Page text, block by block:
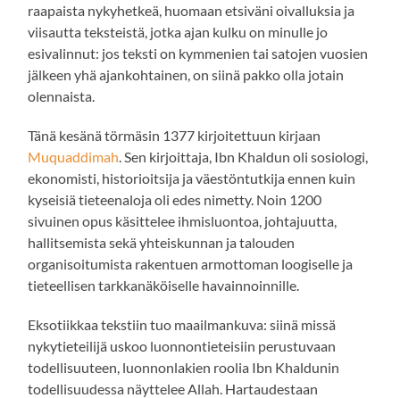
raapaista nykyhetkeä, huomaan etsiväni oivalluksia ja
viisautta teksteistä, jotka ajan kulku on minulle jo
esivalinnut: jos teksti on kymmenien tai satojen vuosien
jälkeen yhä ajankohtainen, on siinä pakko olla jotain
olennaista.
Tänä kesänä törmäsin 1377 kirjoitettuun kirjaan
Muquaddimah . Sen kirjoittaja, Ibn Khaldun oli sosiologi,
ekonomisti, historioitsija ja väestöntutkija ennen kuin
kyseisiä tieteenaloja oli edes nimetty. Noin 1200
sivuinen opus käsittelee ihmisluontoa, johtajuutta,
hallitsemista sekä yhteiskunnan ja talouden
organisoitumista rakentuen armottoman loogiselle ja
tieteellisen tarkkanäköiselle havainnoinnille.
Eksotiikkaa tekstiin tuo maailmankuva: siinä missä
nykytieteilijä uskoo luonnontieteisiin perustuvaan
todellisuuteen, luonnonlakien roolia Ibn Khaldunin
todellisuudessa näyttelee Allah. Hartaudestaan